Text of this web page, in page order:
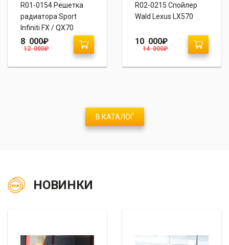
R01-0154 Решетка
радиатора Sport
Infiniti FX / QX70
2012+
12 000₽
8 000₽
R02-0215 Спойлер
Wald Lexus LX570
14 000₽
10 000₽
В КАТАЛОГ
НОВИНКИ